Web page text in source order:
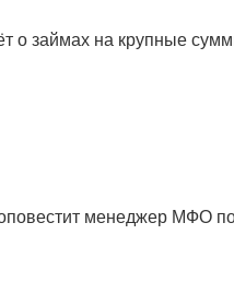
о займах на крупные
менеджер МФО